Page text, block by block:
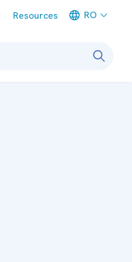
Resources RO